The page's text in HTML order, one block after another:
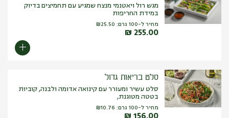
מגש רול ויאטנמי מנצח שמגיע עם תחמיצים בדיוק
במידת החריפות
מחיר ל-100 גרם: ₪25.50
₪ 255.00
סלט בריאות גדול
סלט עשיר ומעורר עם קינואה אדומה ולבנה, קוביות
בטטה מטוגנת,
מחיר ל-100 גרם: ₪10.76